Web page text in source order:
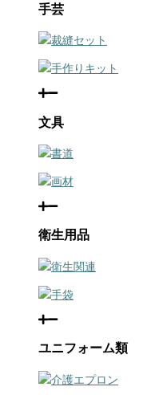
手芸
裁縫セット
手作りキット
文具
書道
画材
衛生用品
衛生関連
手袋
ユニフォーム類
介護エプロン